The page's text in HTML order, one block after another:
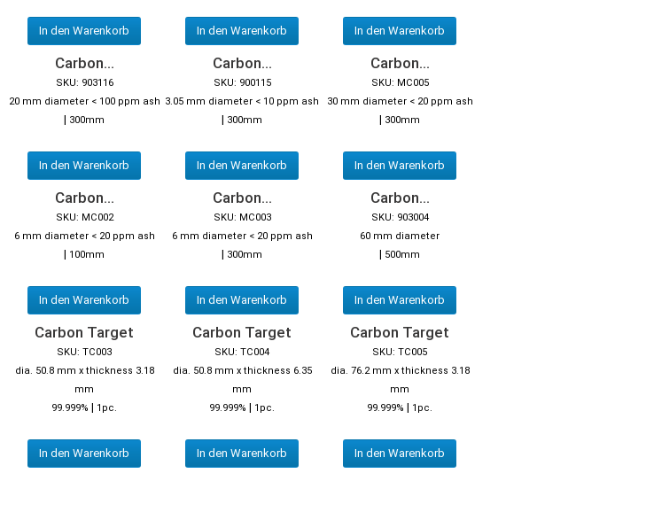
In den Warenkorb In den Warenkorb In den Warenkorb
Carbon...
SKU: 903116
20 mm diameter < 100 ppm ash
| 300mm
In den Warenkorb
Carbon...
SKU: 900115
3.05 mm diameter < 10 ppm ash
| 300mm
In den Warenkorb
Carbon...
SKU: MC005
30 mm diameter < 20 ppm ash
| 300mm
In den Warenkorb
Carbon...
SKU: MC002
6 mm diameter < 20 ppm ash
| 100mm
In den Warenkorb
Carbon...
SKU: MC003
6 mm diameter < 20 ppm ash
| 300mm
In den Warenkorb
Carbon...
SKU: 903004
60 mm diameter
| 500mm
In den Warenkorb
Carbon Target
SKU: TC003
dia. 50.8 mm x thickness 3.18
mm
99.999% | 1pc.
In den Warenkorb
Carbon Target
SKU: TC004
dia. 50.8 mm x thickness 6.35
mm
99.999% | 1pc.
In den Warenkorb
Carbon Target
SKU: TC005
dia. 76.2 mm x thickness 3.18
mm
99.999% | 1pc.
In den Warenkorb